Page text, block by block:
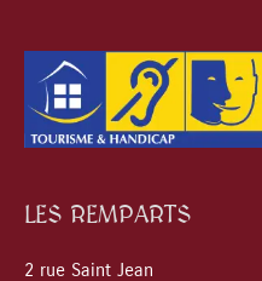
LES REMPARTS
2 rue Saint Jean